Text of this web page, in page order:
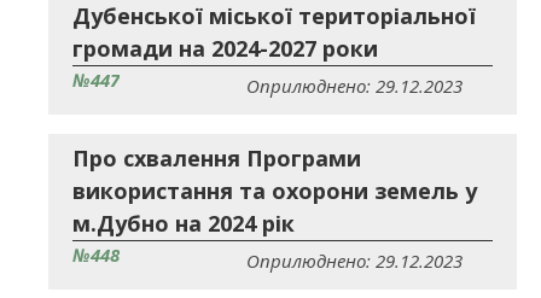
Дубенської міської територіальної
громади на 2024-2027 роки
№447 Оприлюднено: 29.12.2023
Про схвалення Програми
використання та охорони земель у
м.Дубно на 2024 рік
№448 Оприлюднено: 29.12.2023